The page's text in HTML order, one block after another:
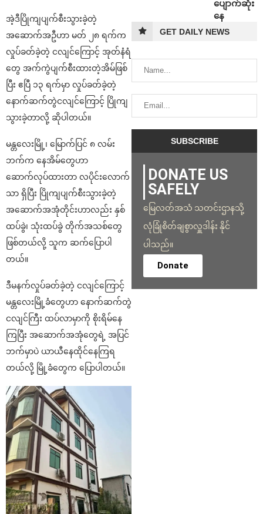
အဲ့ဒီပြိုကျပျက်စီးသွားခဲ့တဲ့
အဆောက်အဦဟာ မတ် ၂၈ ရက်က
လှုပ်ခတ်ခဲ့တဲ့ ငလျင်ကြောင့် အုတ်နံရံ
တွေ အက်ကွဲပျက်စီးထားတဲ့အိမ်ဖြစ်
ပြီး ဧပြီ ၁၃ ရက်မှာ လှုပ်ခတ်ခဲ့တဲ့
နောက်ဆက်တွဲငလျင်ကြောင့် ပြိုကျ
သွားခဲ့တာလို့ ဆိုပါတယ်။
မန္တလေးမြို့၊ မြောက်ပြင် ၈ လမ်း
ဘက်က နေအိမ်တွေဟာ
ဆောက်လုပ်ထားတာ လပိုင်းလောက်
သာ ရှိပြီး ပြိုကျပျက်စီးသွားခဲ့တဲ့
အဆောက်အအုံတိုင်းဟာလည်း နှစ်
ထပ်ခွဲ၊ သုံးထပ်ခွဲ တိုက်အသစ်တွေ
ဖြစ်တယ်လို့ သူက ဆက်ပြောပါ
တယ်။
ဒီမနက်လှုပ်ခတ်ခဲ့တဲ့ ငလျင်ကြောင့်
မန္တလေးမြို့ခံတွေဟာ နောက်ဆက်တွဲ
ငလျင်ကြီး ထပ်လာမှာကို စိုးရိမ်နေ
ကြပြီး အဆောက်အအုံတွေရဲ့ အပြင်
ဘက်မှာပဲ ယာယီနေထိုင်နေကြရ
တယ်လို့ မြို့ခံတွေက ပြောပါတယ်။
ပျောက်ဆုံး
နေ
GET DAILY NEWS
DONATE US
SAFELY
မြေလတ်အသံ သတင်းဌာနသို့
လုံခြုံစိတ်ချစွာလှူဒါန်း နိုင်
ပါသည်။
Donate